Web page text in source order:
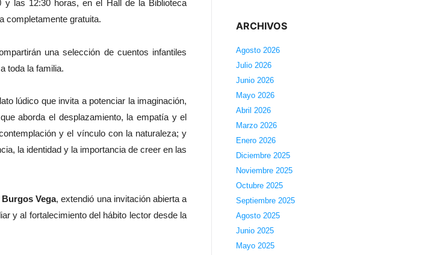
y las 12:30 horas, en el Hall de la Biblioteca
completamente gratuita.
una selección de cuentos infantiles
toda la familia.
lúdico que invita a potenciar la imaginación,
aborda el desplazamiento, la empatía y el
y el vínculo con la naturaleza; y
la identidad y la importancia de creer en las
Vega, extendió una invitación abierta a
y al fortalecimiento del hábito lector desde la
ARCHIVOS
Agosto 2026
Julio 2026
Junio 2026
Mayo 2026
Abril 2026
Marzo 2026
Enero 2026
Diciembre 2025
Noviembre 2025
Octubre 2025
Septiembre 2025
Agosto 2025
Junio 2025
Mayo 2025